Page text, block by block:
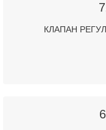
КЛАПАН